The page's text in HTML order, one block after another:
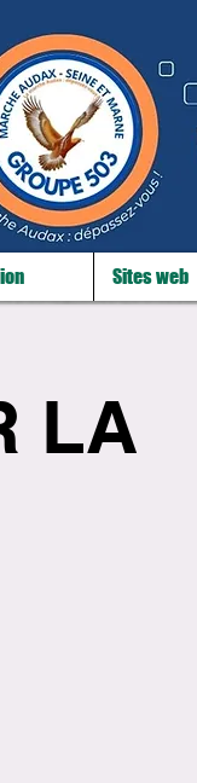
Sites web
LA